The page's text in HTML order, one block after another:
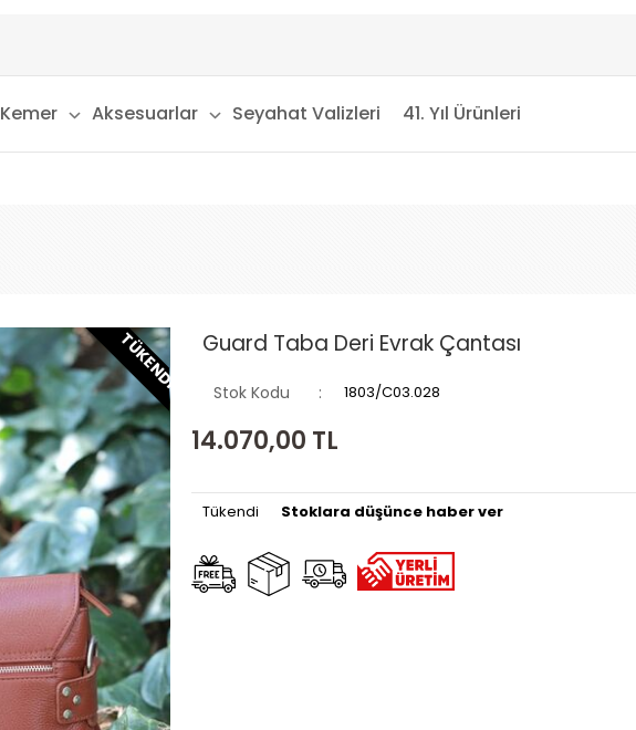
Kemer Aksesuarlar Seyahat Valizleri 41. Yıl Ürünleri
TÜKENDI Guard Taba Deri Evrak Çantası
Stok Kodu 1803/C03.028
14.070,00 TL
Tükendi Stoklara düşünce haber ver